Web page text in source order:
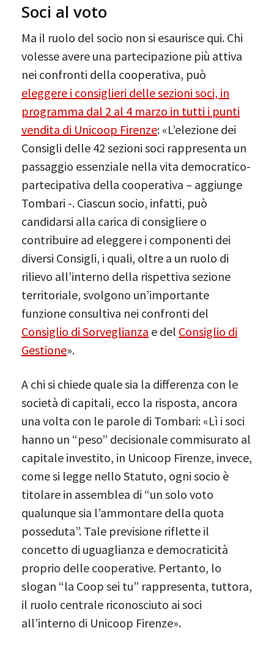
Soci al voto
Ma il ruolo del socio non si esaurisce qui. Chi
volesse avere una partecipazione più attiva
nei confronti della cooperativa, può
eleggere i consiglieri delle sezioni soci, in
programma dal 2 al 4 marzo in tutti i punti
vendita di Unicoop Firenze: «L’elezione dei
Consigli delle 42 sezioni soci rappresenta un
passaggio essenziale nella vita democratico-
partecipativa della cooperativa – aggiunge
Tombari -. Ciascun socio, infatti, può
candidarsi alla carica di consigliere o
contribuire ad eleggere i componenti dei
diversi Consigli, i quali, oltre a un ruolo di
rilievo all’interno della rispettiva sezione
territoriale, svolgono un’importante
funzione consultiva nei confronti del
Consiglio di Sorveglianza e del Consiglio di
Gestione».
A chi si chiede quale sia la differenza con le
società di capitali, ecco la risposta, ancora
una volta con le parole di Tombari: «Lì i soci
hanno un “peso” decisionale commisurato al
capitale investito, in Unicoop Firenze, invece,
come si legge nello Statuto, ogni socio è
titolare in assemblea di “un solo voto
qualunque sia l’ammontare della quota
posseduta”. Tale previsione riflette il
concetto di uguaglianza e democraticità
proprio delle cooperative. Pertanto, lo
slogan “la Coop sei tu” rappresenta, tuttora,
il ruolo centrale riconosciuto ai soci
all’interno di Unicoop Firenze».